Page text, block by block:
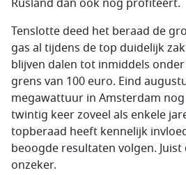
Rusland dan ook nog profiteert.
Tenslotte deed het beraad de
gas al tijdens de top duidelijk
blijven dalen tot inmiddels
grens van 100 euro. Eind
megawattuur in Amsterdam
twintig keer zoveel als enkele
topberaad heeft kennelijk
beoogde resultaten volgen.
onzeker.